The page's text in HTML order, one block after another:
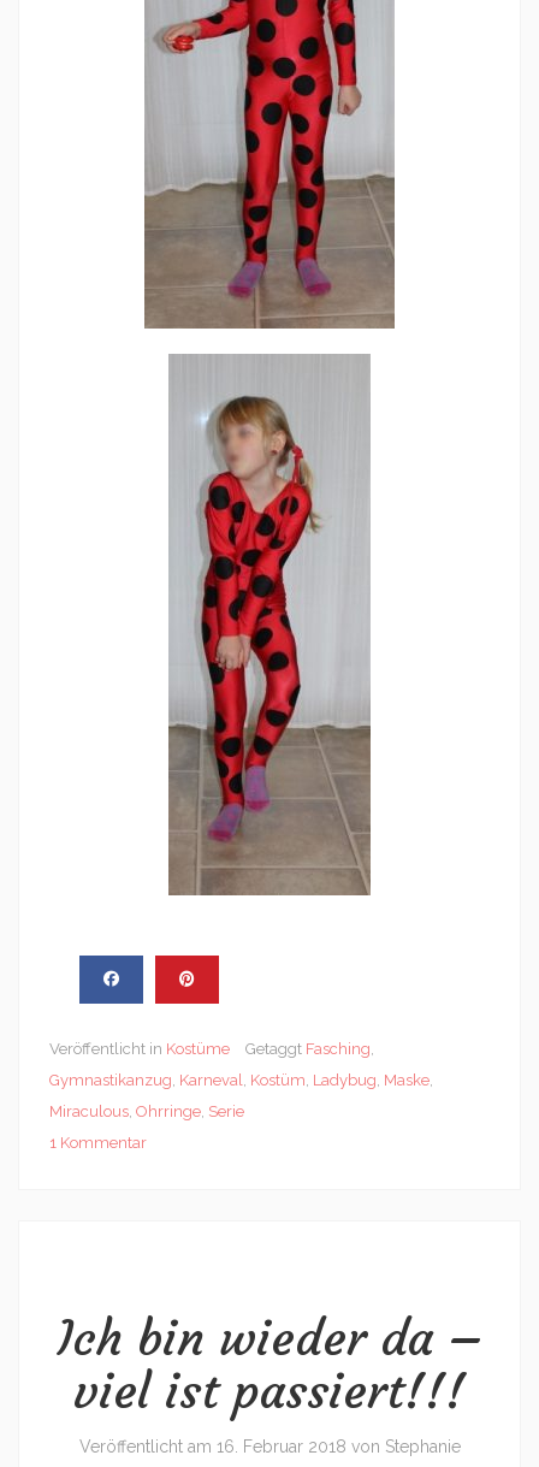
Veröffentlicht in Kostüme Getaggt Fasching
Gymnastikanzug Karneval Kostüm Ladybug Maske
Miraculous Ohrringe Serie
1 Kommentar
Ich bin wieder da –
viel ist passiert!!!
Veröffentlicht am 16. Februar 2018 von Stephanie